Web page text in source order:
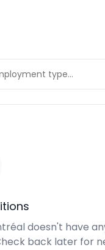
doesn't have
back later for